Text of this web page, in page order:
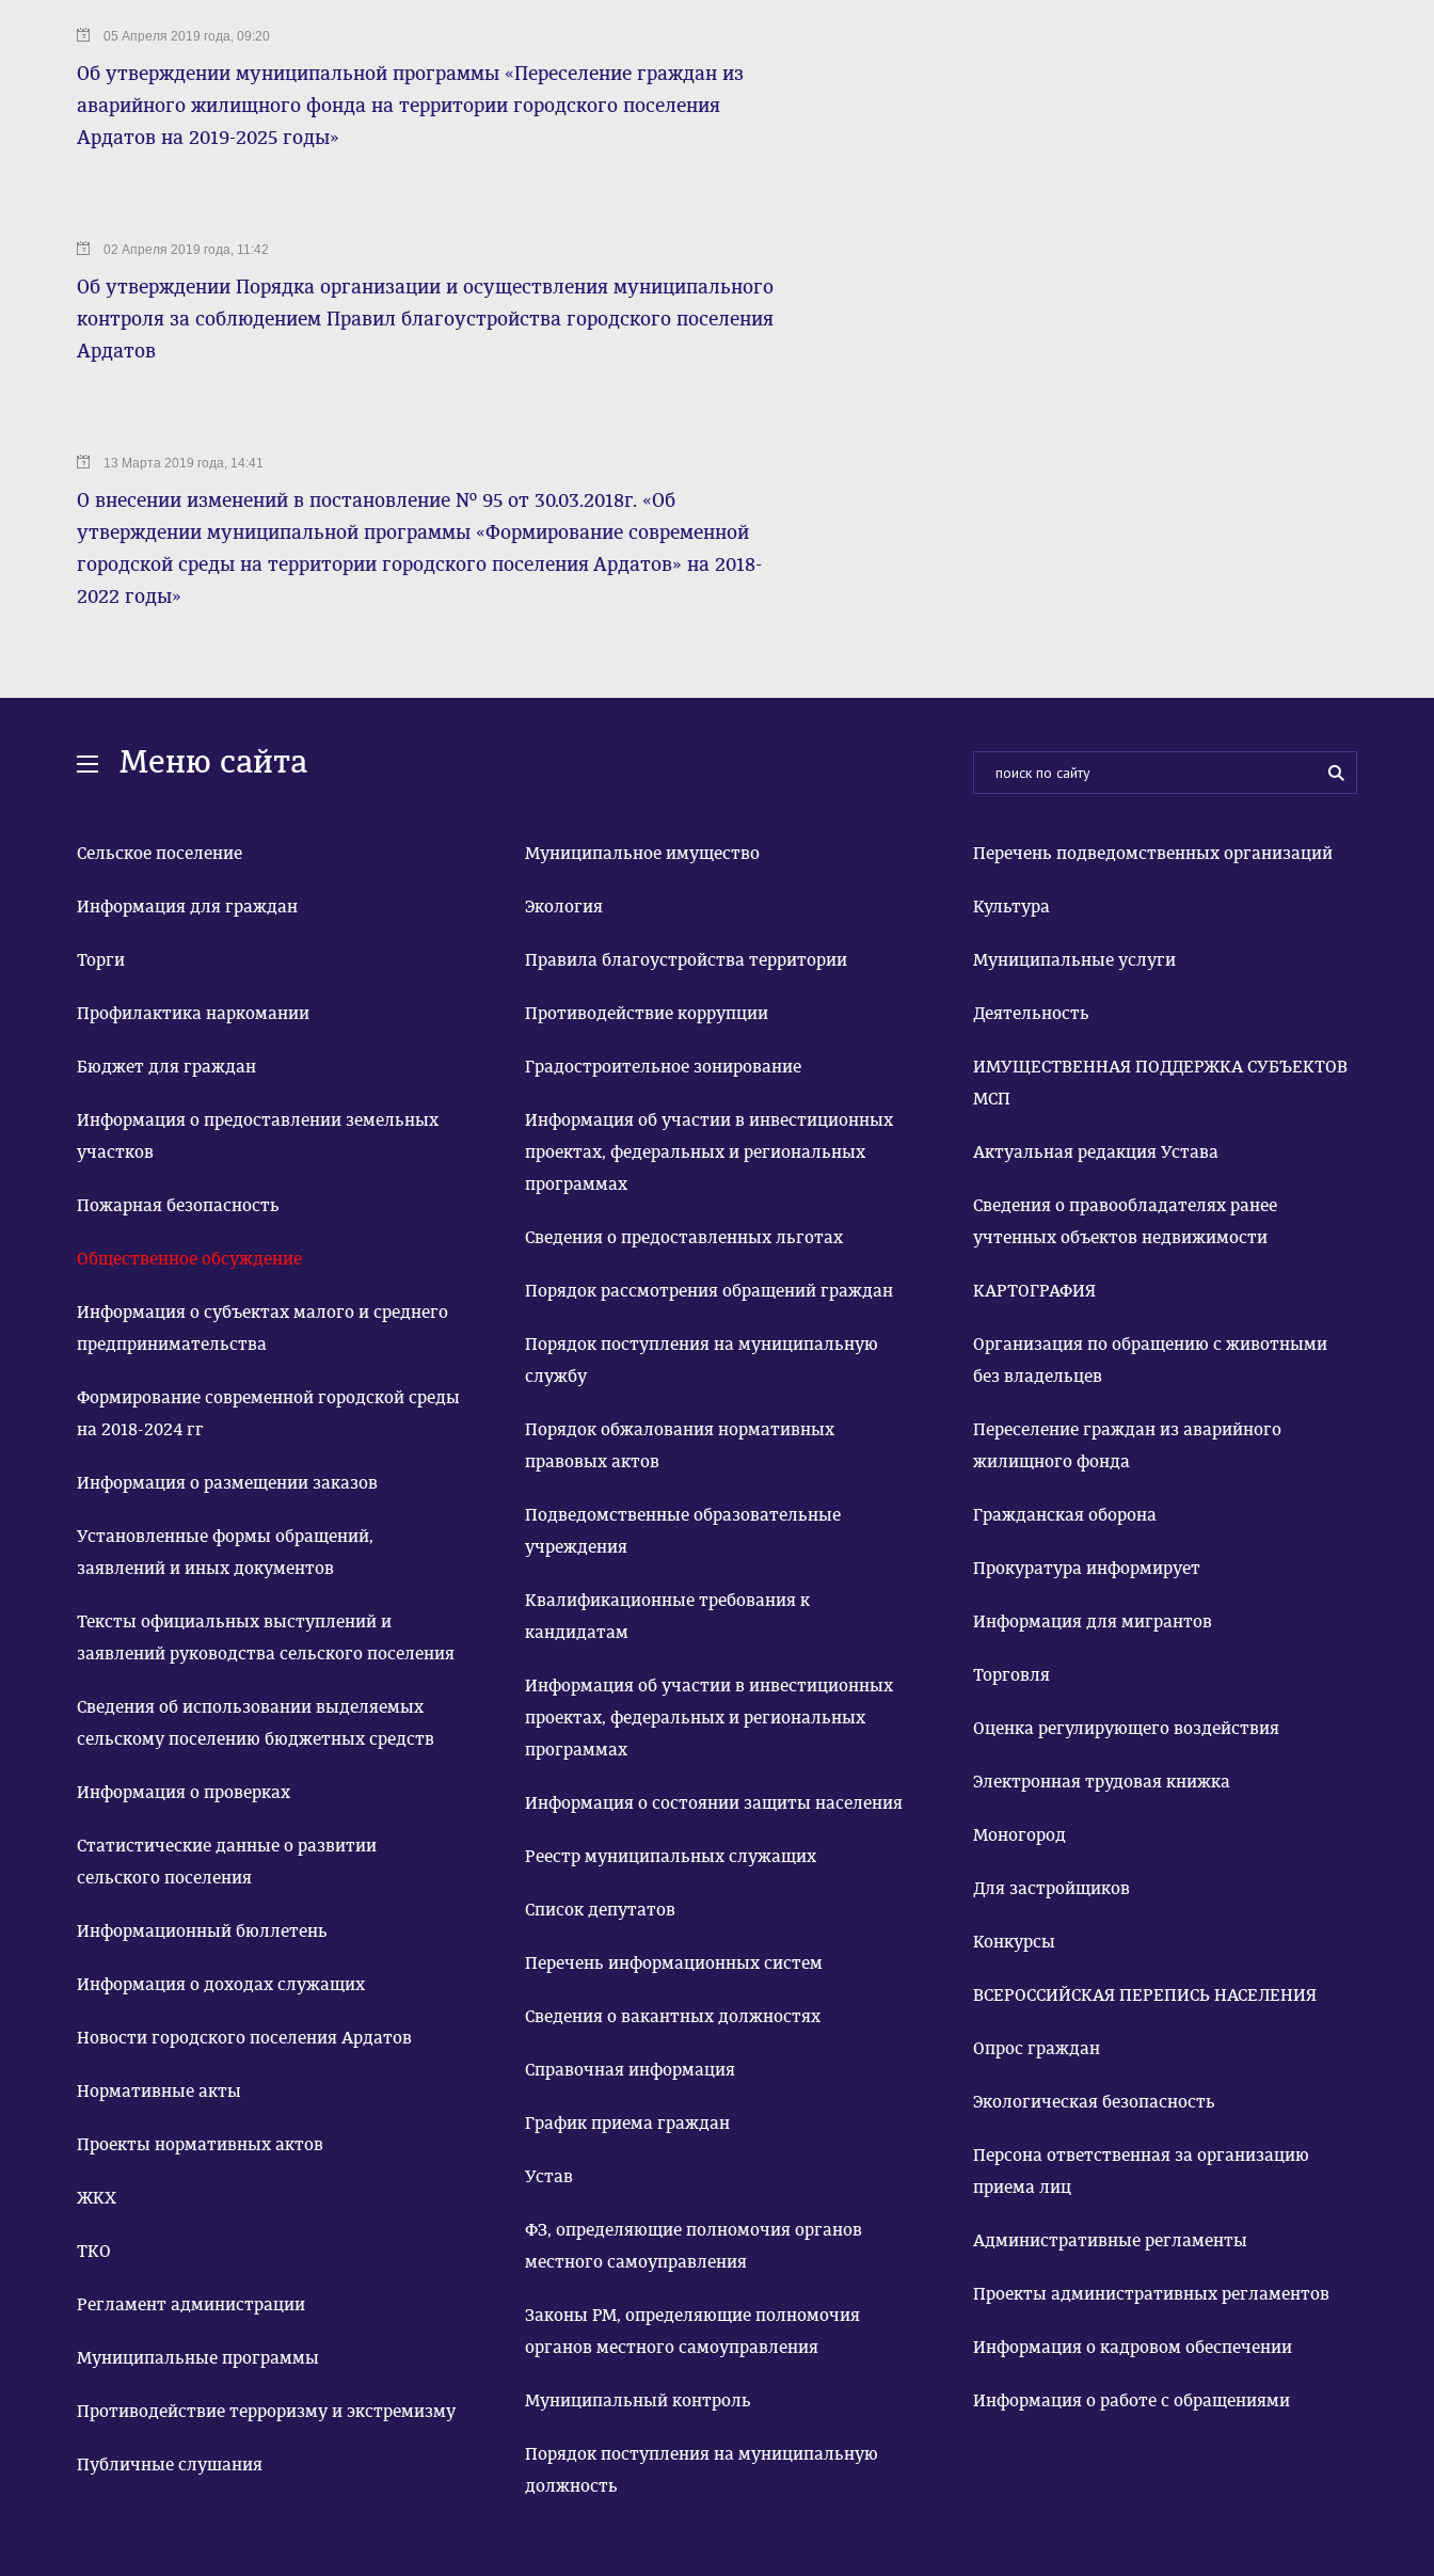
05 Апреля 2019 года, 09:20
Об утверждении муниципальной программы «Переселение граждан из
аварийного жилищного фонда на территории городского поселения
Ардатов на 2019-2025 годы»
02 Апреля 2019 года, 11:42
Об утверждении Порядка организации и осуществления муниципального
контроля за соблюдением Правил благоустройства городского поселения
Ардатов
13 Марта 2019 года, 14:41
О внесении изменений в постановление № 95 от 30.03.2018г. «Об
утверждении муниципальной программы «Формирование современной
городской среды на территории городского поселения Ардатов» на 2018-
2022 годы»
Меню сайта
Сельское поселение
Информация для граждан
Торги
Профилактика наркомании
Бюджет для граждан
Информация о предоставлении земельных
участков
Пожарная безопасность
Общественное обсуждение
Информация о субъектах малого и среднего
предпринимательства
Формирование современной городской среды
на 2018-2024 гг
Информация о размещении заказов
Установленные формы обращений,
заявлений и иных документов
Тексты официальных выступлений и
заявлений руководства сельского поселения
Сведения об использовании выделяемых
сельскому поселению бюджетных средств
Информация о проверках
Статистические данные о развитии
сельского поселения
Информационный бюллетень
Информация о доходах служащих
Новости городского поселения Ардатов
Нормативные акты
Проекты нормативных актов
ЖКХ
ТКО
Регламент администрации
Муниципальные программы
Противодействие терроризму и экстремизму
Публичные слушания
Муниципальное имущество
Экология
Правила благоустройства территории
Противодействие коррупции
Градостроительное зонирование
Информация об участии в инвестиционных
проектах, федеральных и региональных
программах
Сведения о предоставленных льготах
Порядок рассмотрения обращений граждан
Порядок поступления на муниципальную
службу
Порядок обжалования нормативных
правовых актов
Подведомственные образовательные
учреждения
Квалификационные требования к
кандидатам
Информация об участии в инвестиционных
проектах, федеральных и региональных
программах
Информация о состоянии защиты населения
Реестр муниципальных служащих
Список депутатов
Перечень информационных систем
Сведения о вакантных должностях
Справочная информация
График приема граждан
Устав
ФЗ, определяющие полномочия органов
местного самоуправления
Законы РМ, определяющие полномочия
органов местного самоуправления
Муниципальный контроль
Порядок поступления на муниципальную
должность
Перечень подведомственных организаций
Культура
Муниципальные услуги
Деятельность
ИМУЩЕСТВЕННАЯ ПОДДЕРЖКА СУБЪЕКТОВ
МСП
Актуальная редакция Устава
Сведения о правообладателях ранее
учтенных объектов недвижимости
КАРТОГРАФИЯ
Организация по обращению с животными
без владельцев
Переселение граждан из аварийного
жилищного фонда
Гражданская оборона
Прокуратура информирует
Информация для мигрантов
Торговля
Оценка регулирующего воздействия
Электронная трудовая книжка
Моногород
Для застройщиков
Конкурсы
ВСЕРОССИЙСКАЯ ПЕРЕПИСЬ НАСЕЛЕНИЯ
Опрос граждан
Экологическая безопасность
Персона ответственная за организацию
приема лиц
Административные регламенты
Проекты административных регламентов
Информация о кадровом обеспечении
Информация о работе с обращениями